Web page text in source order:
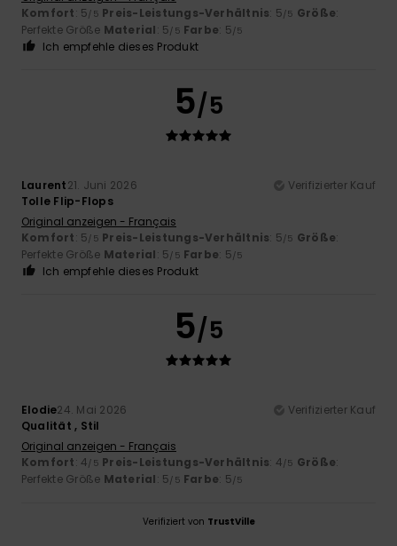
Komfort: 5/5 Preis-Leistungs-Verhältnis: 5/5 Größe:
Perfekte Größe Material: 5/5 Farbe: 5/5
Ich empfehle dieses Produkt
5/5
Laurent21. Juni 2026
Verifizierter Kauf
Tolle Flip-Flops
Original anzeigen - Français
Komfort: 5/5 Preis-Leistungs-Verhältnis: 5/5 Größe:
Perfekte Größe Material: 5/5 Farbe: 5/5
Ich empfehle dieses Produkt
5/5
Elodie24. Mai 2026
Verifizierter Kauf
Qualität , Stil
Original anzeigen - Français
Komfort: 4/5 Preis-Leistungs-Verhältnis: 4/5 Größe:
Perfekte Größe Material: 5/5 Farbe: 5/5
Verifiziert von TrustVille